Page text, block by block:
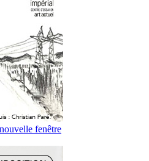
fenêtre